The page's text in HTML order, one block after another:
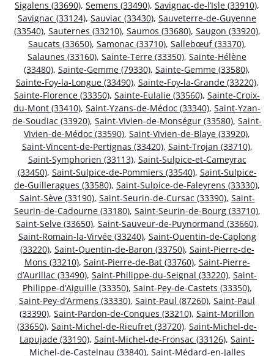
Sigalens (33690), Semens (33490), Savignac-de-l’Isle (33910),
Savignac (33124), Sauviac (33430), Sauveterre-de-Guyenne
(33540), Sauternes (33210), Saumos (33680), Saugon (33920),
Saucats (33650), Samonac (33710), Sallebœuf (33370),
Salaunes (33160), Sainte-Terre (33350), Sainte-Hélène
(33480), Sainte-Gemme (79330), Sainte-Gemme (33580),
Sainte-Foy-la-Longue (33490), Sainte-Foy-la-Grande (33220),
Sainte-Florence (33350), Sainte-Eulalie (33560), Sainte-Croix-
du-Mont (33410), Saint-Yzans-de-Médoc (33340), Saint-Yzan-
de-Soudiac (33920), Saint-Vivien-de-Monségur (33580), Saint-
Vivien-de-Médoc (33590), Saint-Vivien-de-Blaye (33920),
Saint-Vincent-de-Pertignas (33420), Saint-Trojan (33710),
Saint-Symphorien (33113), Saint-Sulpice-et-Cameyrac
(33450), Saint-Sulpice-de-Pommiers (33540), Saint-Sulpice-
de-Guilleragues (33580), Saint-Sulpice-de-Faleyrens (33330),
Saint-Sève (33190), Saint-Seurin-de-Cursac (33390), Saint-
Seurin-de-Cadourne (33180), Saint-Seurin-de-Bourg (33710),
Saint-Selve (33650), Saint-Sauveur-de-Puynormand (33660),
Saint-Romain-la-Virvée (33240), Saint-Quentin-de-Caplong
(33220), Saint-Quentin-de-Baron (33750), Saint-Pierre-de-
Mons (33210), Saint-Pierre-de-Bat (33760), Saint-Pierre-
d’Aurillac (33490), Saint-Philippe-du-Seignal (33220), Saint-
Philippe-d’Aiguille (33350), Saint-Pey-de-Castets (33350),
Saint-Pey-d’Armens (33330), Saint-Paul (87260), Saint-Paul
(33390), Saint-Pardon-de-Conques (33210), Saint-Morillon
(33650), Saint-Michel-de-Rieufret (33720), Saint-Michel-de-
Lapujade (33190), Saint-Michel-de-Fronsac (33126), Saint-
Michel-de-Castelnau (33840), Saint-Médard-en-Jalles